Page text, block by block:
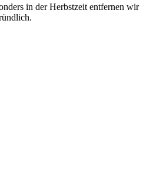
in der Herbstzeit entfernen wir